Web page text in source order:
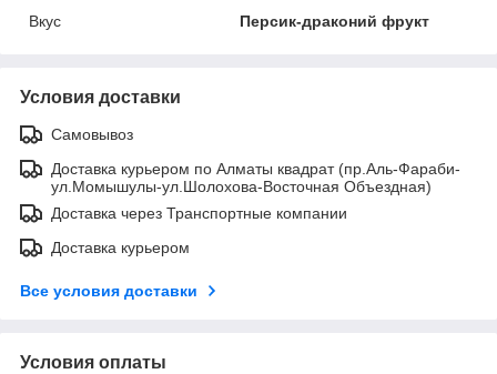
Вкус
Персик-драконий фрукт
Условия доставки
Самовывоз
Доставка курьером по Алматы квадрат (пр.Аль-Фараби-
ул.Момышулы-ул.Шолохова-Восточная Объездная)
Доставка через Транспортные компании
Доставка курьером
Все условия доставки
Условия оплаты